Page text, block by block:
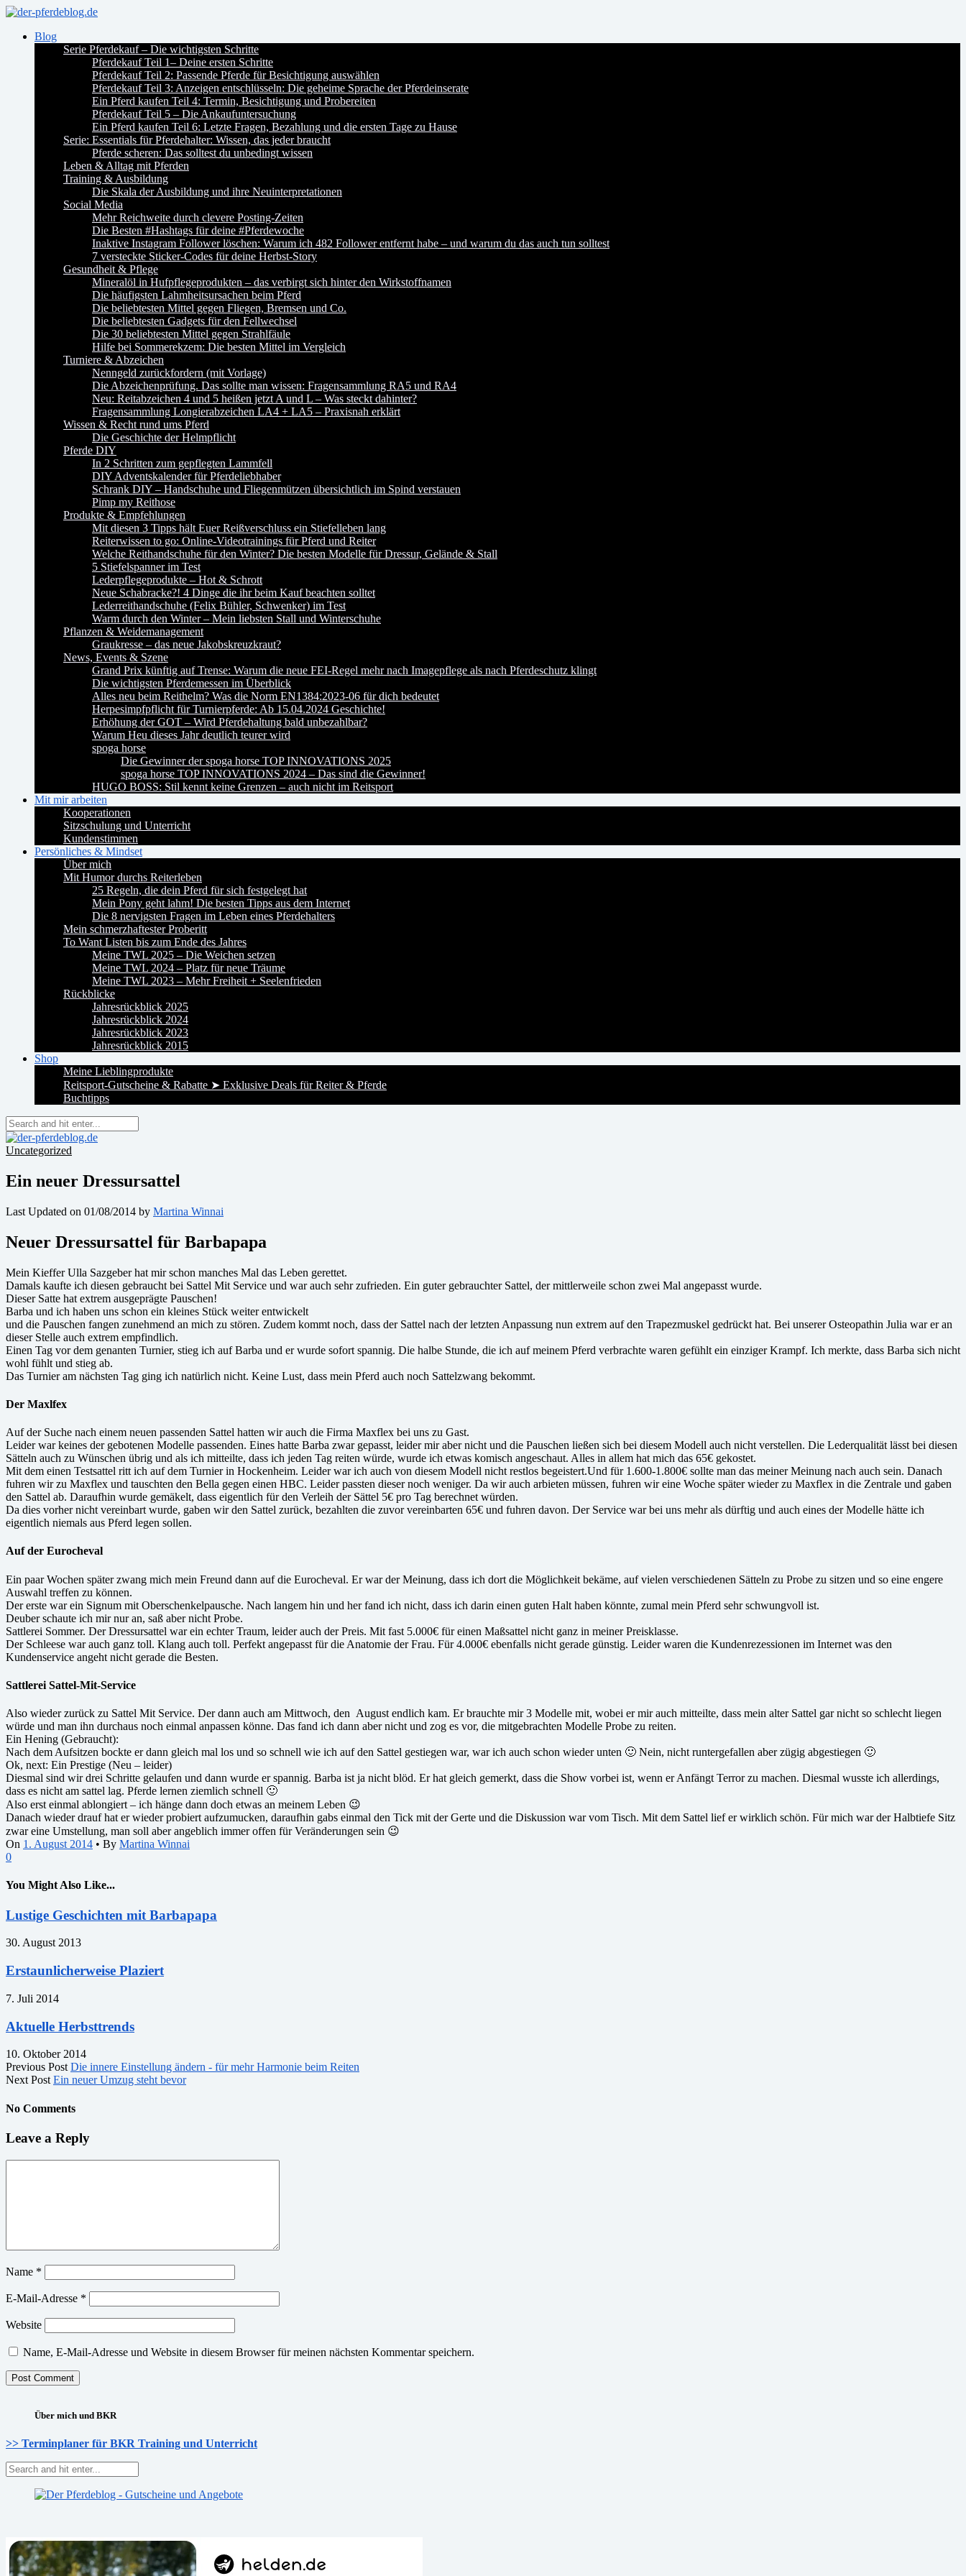
Blog
Serie Pferdekauf – Die wichtigsten Schritte
Pferdekauf Teil 1– Deine ersten Schritte
Pferdekauf Teil 2: Passende Pferde für Besichtigung auswählen
Pferdekauf Teil 3: Anzeigen entschlüsseln: Die geheime Sprache der Pferdeinserate
Ein Pferd kaufen Teil 4: Termin, Besichtigung und Probereiten
Pferdekauf Teil 5 – Die Ankaufuntersuchung
Ein Pferd kaufen Teil 6: Letzte Fragen, Bezahlung und die ersten Tage zu Hause
Serie: Essentials für Pferdehalter: Wissen, das jeder braucht
Pferde scheren: Das solltest du unbedingt wissen
Leben & Alltag mit Pferden
Training & Ausbildung
Die Skala der Ausbildung und ihre Neuinterpretationen
Social Media
Mehr Reichweite durch clevere Posting-Zeiten
Die Besten #Hashtags für deine #Pferdewoche
Inaktive Instagram Follower löschen: Warum ich 482 Follower entfernt habe – und warum du das auch tun solltest
7 versteckte Sticker-Codes für deine Herbst-Story
Gesundheit & Pflege
Mineralöl in Hufpflegeprodukten – das verbirgt sich hinter den Wirkstoffnamen
Die häufigsten Lahmheitsursachen beim Pferd
Die beliebtesten Mittel gegen Fliegen, Bremsen und Co.
Die beliebtesten Gadgets für den Fellwechsel
Die 30 beliebtesten Mittel gegen Strahlfäule
Hilfe bei Sommerekzem: Die besten Mittel im Vergleich
Turniere & Abzeichen
Nenngeld zurückfordern (mit Vorlage)
Die Abzeichenprüfung. Das sollte man wissen: Fragensammlung RA5 und RA4
Neu: Reitabzeichen 4 und 5 heißen jetzt A und L – Was steckt dahinter?
Fragensammlung Longierabzeichen LA4 + LA5 – Praxisnah erklärt
Wissen & Recht rund ums Pferd
Die Geschichte der Helmpflicht
Pferde DIY
In 2 Schritten zum gepflegten Lammfell
DIY Adventskalender für Pferdeliebhaber
Schrank DIY – Handschuhe und Fliegenmützen übersichtlich im Spind verstauen
Pimp my Reithose
Produkte & Empfehlungen
Mit diesen 3 Tipps hält Euer Reißverschluss ein Stiefelleben lang
Reiterwissen to go: Online-Videotrainings für Pferd und Reiter
Welche Reithandschuhe für den Winter? Die besten Modelle für Dressur, Gelände & Stall
5 Stiefelspanner im Test
Lederpflegeprodukte – Hot & Schrott
Neue Schabracke?! 4 Dinge die ihr beim Kauf beachten solltet
Lederreithandschuhe (Felix Bühler, Schwenker) im Test
Warm durch den Winter – Mein liebsten Stall und Winterschuhe
Pflanzen & Weidemanagement
Graukresse – das neue Jakobskreuzkraut?
News, Events & Szene
Grand Prix künftig auf Trense: Warum die neue FEI-Regel mehr nach Imagepflege als nach Pferdeschutz klingt
Die wichtigsten Pferdemessen im Überblick
Alles neu beim Reithelm? Was die Norm EN1384:2023-06 für dich bedeutet
Herpesimpfpflicht für Turnierpferde: Ab 15.04.2024 Geschichte!
Erhöhung der GOT – Wird Pferdehaltung bald unbezahlbar?
Warum Heu dieses Jahr deutlich teurer wird
spoga horse
Die Gewinner der spoga horse TOP INNOVATIONS 2025
spoga horse TOP INNOVATIONS 2024 – Das sind die Gewinner!
HUGO BOSS: Stil kennt keine Grenzen – auch nicht im Reitsport
Mit mir arbeiten
Kooperationen
Sitzschulung und Unterricht
Kundenstimmen
Persönliches & Mindset
Über mich
Mit Humor durchs Reiterleben
25 Regeln, die dein Pferd für sich festgelegt hat
Mein Pony geht lahm! Die besten Tipps aus dem Internet
Die 8 nervigsten Fragen im Leben eines Pferdehalters
Mein schmerzhaftester Proberitt
To Want Listen bis zum Ende des Jahres
Meine TWL 2025 – Die Weichen setzen
Meine TWL 2024 – Platz für neue Träume
Meine TWL 2023 – Mehr Freiheit + Seelenfrieden
Rückblicke
Jahresrückblick 2025
Jahresrückblick 2024
Jahresrückblick 2023
Jahresrückblick 2015
Shop
Meine Lieblingprodukte
Reitsport-Gutscheine & Rabatte ➤ Exklusive Deals für Reiter & Pferde
Buchtipps
Uncategorized
Ein neuer Dressursattel
Last Updated on 01/08/2014 by Martina Winnai
Neuer Dressursattel für Barbapapa
Mein Kieffer Ulla Sazgeber hat mir schon manches Mal das Leben gerettet.
Damals kaufte ich diesen gebraucht bei Sattel Mit Service und war auch sehr zufrieden. Ein guter gebrauchter Sattel, der mittlerweile schon zwei Mal angepasst wurde.
Dieser Satte hat extrem ausgeprägte Pauschen!
Barba und ich haben uns schon ein kleines Stück weiter entwickelt
und die Pauschen fangen zunehmend an mich zu stören. Zudem kommt noch, dass der Sattel nach der letzten Anpassung nun extrem auf den Trapezmuskel gedrückt hat. Bei unserer Osteopathin Julia war er an
dieser Stelle auch extrem empfindlich.
Einen Tag vor dem genanten Turnier, stieg ich auf Barba und er wurde sofort spannig. Die halbe Stunde, die ich auf meinem Pferd verbrachte waren gefühlt ein einziger Krampf. Ich merkte, dass Barba sich nicht
wohl fühlt und stieg ab.
Das Turnier am nächsten Tag ging ich natürlich nicht. Keine Lust, dass mein Pferd auch noch Sattelzwang bekommt.
Der Maxlfex
Auf der Suche nach einem neuen passenden Sattel hatten wir auch die Firma Maxflex bei uns zu Gast.
Leider war keines der gebotenen Modelle passenden. Eines hatte Barba zwar gepasst, leider mir aber nicht und die Pauschen ließen sich bei diesem Modell auch nicht verstellen. Die Lederqualität lässt bei diesen
Sätteln auch zu Wünschen übrig und als ich mitteilte, dass ich jeden Tag reiten würde, wurde ich etwas komisch angeschaut. Alles in allem hat mich das 65€ gekostet.
Mit dem einen Testsattel ritt ich auf dem Turnier in Hockenheim. Leider war ich auch von diesem Modell nicht restlos begeistert.Und für 1.600-1.800€ sollte man das meiner Meinung nach auch sein. Danach
fuhren wir zu Maxflex und tauschten den Bella gegen einen HBC. Leider passten dieser noch weniger. Da wir auch arbieten müssen, fuhren wir eine Woche später wieder zu Maxflex in die Zentrale und gaben
den Sattel ab. Daraufhin wurde gemäkelt, dass eigentlich für den Verleih der Sättel 5€ pro Tag berechnet würden.
Da dies vorher nicht vereinbart wurde, gaben wir den Sattel zurück, bezahlten die zuvor vereinbarten 65€ und fuhren davon. Der Service war bei uns mehr als dürftig und auch eines der Modelle hätte ich
eigentlich niemals aus Pferd legen sollen.
Auf der Eurocheval
Ein paar Wochen später zwang mich mein Freund dann auf die Eurocheval. Er war der Meinung, dass ich dort die Möglichkeit bekäme, auf vielen verschiedenen Sätteln zu Probe zu sitzen und so eine engere
Auswahl treffen zu können.
Der erste war ein Signum mit Oberschenkelpausche. Nach langem hin und her fand ich nicht, dass ich darin einen guten Halt haben könnte, zumal mein Pferd sehr schwungvoll ist.
Deuber schaute ich mir nur an, saß aber nicht Probe.
Sattlerei Sommer. Der Dressursattel war ein echter Traum, leider auch der Preis. Mit fast 5.000€ für einen Maßsattel nicht ganz in meiner Preisklasse.
Der Schleese war auch ganz toll. Klang auch toll. Perfekt angepasst für die Anatomie der Frau. Für 4.000€ ebenfalls nicht gerade günstig. Leider waren die Kundenrezessionen im Internet was den
Kundenservice angeht nicht gerade die Besten.
Sattlerei Sattel-Mit-Service
Also wieder zurück zu Sattel Mit Service. Der dann auch am Mittwoch, den August endlich kam. Er brauchte mir 3 Modelle mit, wobei er mir auch mitteilte, dass mein alter Sattel gar nicht so schlecht liegen
würde und man ihn durchaus noch einmal anpassen könne. Das fand ich dann aber nicht und zog es vor, die mitgebrachten Modelle Probe zu reiten.
Ein Hening (Gebraucht):
Nach dem Aufsitzen bockte er dann gleich mal los und so schnell wie ich auf den Sattel gestiegen war, war ich auch schon wieder unten 🙂 Nein, nicht runtergefallen aber zügig abgestiegen 🙂
Ok, next: Ein Prestige (Neu – leider)
Diesmal sind wir drei Schritte gelaufen und dann wurde er spannig. Barba ist ja nicht blöd. Er hat gleich gemerkt, dass die Show vorbei ist, wenn er Anfängt Terror zu machen. Diesmal wusste ich allerdings,
dass es nicht am sattel lag. Pferde lernen ziemlich schnell 🙂
Also erst einmal ablongiert – ich hänge dann doch etwas an meinem Leben 😉
Danach wieder drauf hat er wieder probiert aufzumucken, daraufhin gabs einmal den Tick mit der Gerte und die Diskussion war vom Tisch. Mit dem Sattel lief er wirklich schön. Für mich war der Halbtiefe Sitz
zwar eine Umstellung, man soll aber angeblich immer offen für Veränderungen sein 😉
On 1. August 2014 • By Martina Winnai
0
You Might Also Like...
Lustige Geschichten mit Barbapapa
30. August 2013
Erstaunlicherweise Plaziert
7. Juli 2014
Aktuelle Herbsttrends
10. Oktober 2014
Previous Post Die innere Einstellung ändern - für mehr Harmonie beim Reiten
Next Post Ein neuer Umzug steht bevor
No Comments
Leave a Reply
Name *
E-Mail-Adresse *
Website
Name, E-Mail-Adresse und Website in diesem Browser für meinen nächsten Kommentar speichern.
Über mich und BKR
>> Terminplaner für BKR Training und Unterricht